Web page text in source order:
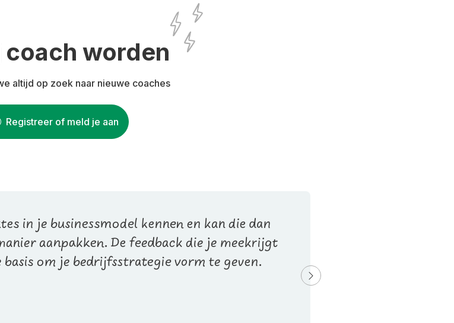
coach worden
altijd op zoek naar nieuwe coaches
Registreer of meld je aan
in je businessmodel kennen en kan die dan
aanpakken. De feedback die je meekrijgt
basis om je bedrijfsstrategie vorm te geven.